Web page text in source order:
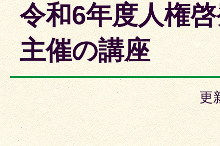
令和6年度人権
主催の講座
更